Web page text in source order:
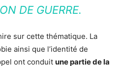
DE GUERRE.
sur cette thématique. La
ainsi que l’identité de
ont conduit une partie de la